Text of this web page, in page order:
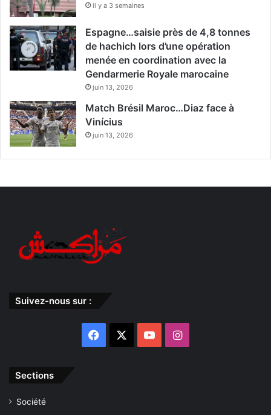
b
a
l
il y a 3 semaines
Espagne…saisie près de 4,8 tonnes
de hachich lors d’une opération
menée en coordination avec la
Gendarmerie Royale marocaine
juin 13, 2026
Match Brésil Maroc…Diaz face à
Vinícius
juin 13, 2026
Suivez-nous sur :
Facebook YouTubeInstagram
Sections
Société